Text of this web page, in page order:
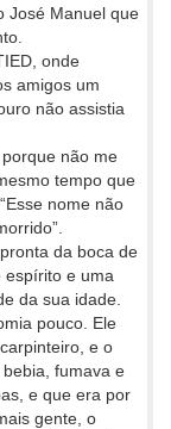
José Manuel que
onde
amigos um
não assistia
não me
tempo que
nome não
da boca de
espírito e uma
da sua idade.
pouco. Ele
e o
fumava e
e que era por
gente, o